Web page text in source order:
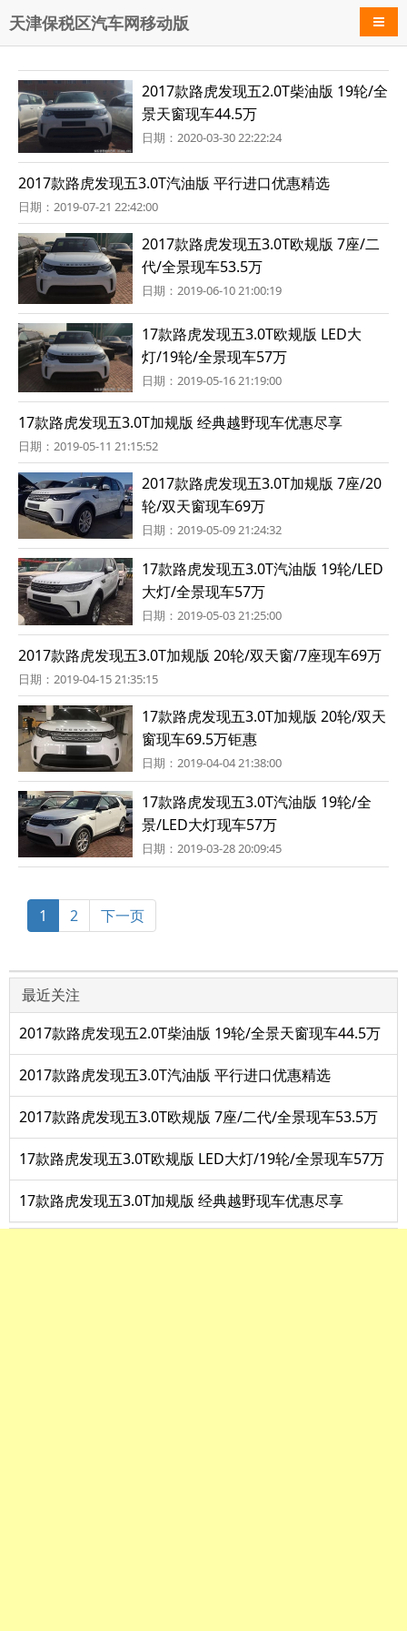
天津保税区汽车网移动版 导航
2017款路虎发现五2.0T柴油版 19轮/全
景天窗现车44.5万
日期：2020-03-30 22:22:24
2017款路虎发现五3.0T汽油版 平行进口优惠精选
日期：2019-07-21 22:42:00
2017款路虎发现五3.0T欧规版 7座/二
代/全景现车53.5万
日期：2019-06-10 21:00:19
17款路虎发现五3.0T欧规版 LED大
灯/19轮/全景现车57万
日期：2019-05-16 21:19:00
17款路虎发现五3.0T加规版 经典越野现车优惠尽享
日期：2019-05-11 21:15:52
2017款路虎发现五3.0T加规版 7座/20
轮/双天窗现车69万
日期：2019-05-09 21:24:32
17款路虎发现五3.0T汽油版 19轮/LED
大灯/全景现车57万
日期：2019-05-03 21:25:00
2017款路虎发现五3.0T加规版 20轮/双天窗/7座现车69万
日期：2019-04-15 21:35:15
17款路虎发现五3.0T加规版 20轮/双天
窗现车69.5万钜惠
日期：2019-04-04 21:38:00
17款路虎发现五3.0T汽油版 19轮/全
景/LED大灯现车57万
日期：2019-03-28 20:09:45
1 2 下一页
最近关注
2017款路虎发现五2.0T柴油版 19轮/全景天窗现车44.5万
2017款路虎发现五3.0T汽油版 平行进口优惠精选
2017款路虎发现五3.0T欧规版 7座/二代/全景现车53.5万
17款路虎发现五3.0T欧规版 LED大灯/19轮/全景现车57万
17款路虎发现五3.0T加规版 经典越野现车优惠尽享